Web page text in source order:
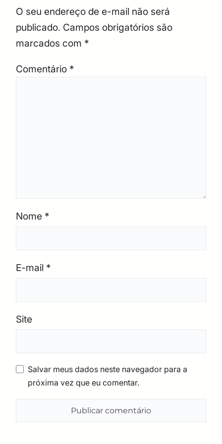
O seu endereço de e-mail não será
publicado. Campos obrigatórios são
marcados com *
Comentário *
Nome *
E-mail *
Site
Salvar meus dados neste navegador para a
próxima vez que eu comentar.